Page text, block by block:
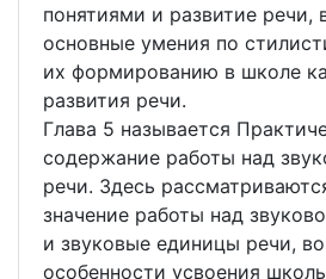
понятиями и развитие речи,
основные умения по
их формированию в школе
развития речи.
Глава 5 называется
содержание работы над
речи. Здесь
значение работы над
и звуковые единицы речи,
особенности усвоения